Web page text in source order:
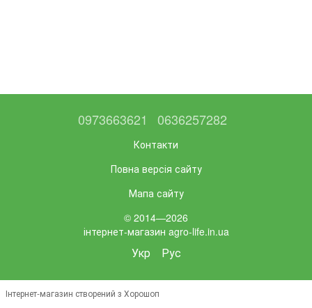
0973663621 0636257282
Контакти
Повна версія сайту
Мапа сайту
© 2014—2026
інтернет-магазин agro-life.in.ua
Укр Рус
Інтернет-магазин створений з Хорошоп